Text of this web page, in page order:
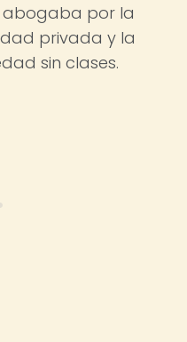
abogaba por la
privada y la
sin clases.